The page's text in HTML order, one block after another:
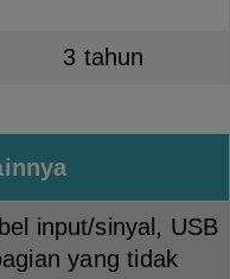
3 tahun
input/sinyal, USB
yang tidak